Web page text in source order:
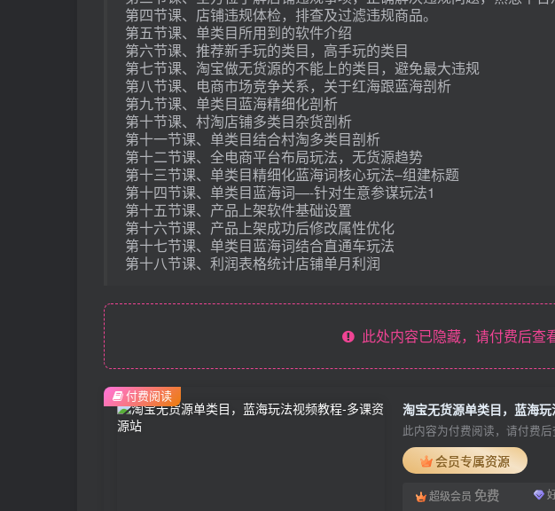
第四节课、店铺违规体检，排查及过滤违规商品。
第五节课、单类目所用到的软件介绍
第六节课、推荐新手玩的类目，高手玩的类目
第七节课、淘宝做无货源的不能上的类目，避免最大违规
第八节课、电商市场竞争关系，关于红海跟蓝海剖析
第九节课、单类目蓝海精细化剖析
第十节课、村淘店铺多类目杂货剖析
第十一节课、单类目结合村淘多类目剖析
第十二节课、全电商平台布局玩法，无货源趋势
第十三节课、单类目精细化蓝海词核心玩法–组建标题
第十四节课、单类目蓝海词—-针对生意参谋玩法1
第十五节课、产品上架软件基础设置
第十六节课、产品上架成功后修改属性优化
第十七节课、单类目蓝海词结合直通车玩法
第十八节课、利润表格统计店铺单月利润
此处内容已隐藏，请付费后查
淘宝无货源单类目，蓝海
此内容为付费阅读，请付费后
会员专属资源
超级会员 免费
付费阅读